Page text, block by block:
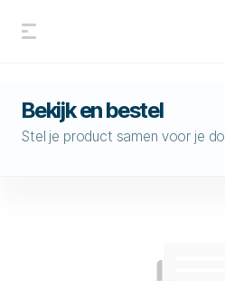
Bekijk en bestel
Stel je product samen voor je